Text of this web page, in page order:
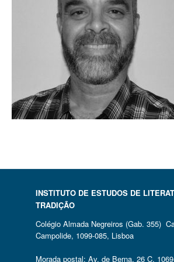
INSTITUTO DE ESTUDOS DE
TRADIÇÃO
Colégio Almada Negreiros (Gab. 355)
Campolide, 1099-085, Lisboa
Morada postal: Av. de Berna, 26 C,